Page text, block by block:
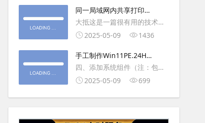
就可以解决此问
久，打开任务管理器5秒钟。一
般重启下电脑就可以了或重启
下资源管理器(explorer.exe进
程).
同一局域网内共享打印机
的连接及相关问题解决方
法
大抵这是一篇很有用的技术教
程文章吧！涉及的内容普遍而
不自觉地点赞收藏吧~包含内容
有：共享前的准备工作在设置
打印机共享之前，你得先确保
两台电脑
2025-05-09 1436
手工制作Win11PE.24H2
LTSC2024详细教程2
四、添加系统组件（注：包含
DWM、BitLocker解锁、MMC
第5卷提取以下文件到BOOT文
2025-05-09 699